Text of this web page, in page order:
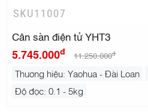
Cân sàn điện tử YHT3
5.745.000đ 11.250.000đ
Thương hiệu: Yaohua - Đài Loan
Độ đọc: 0.1 - 5kg